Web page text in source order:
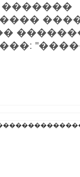
�������